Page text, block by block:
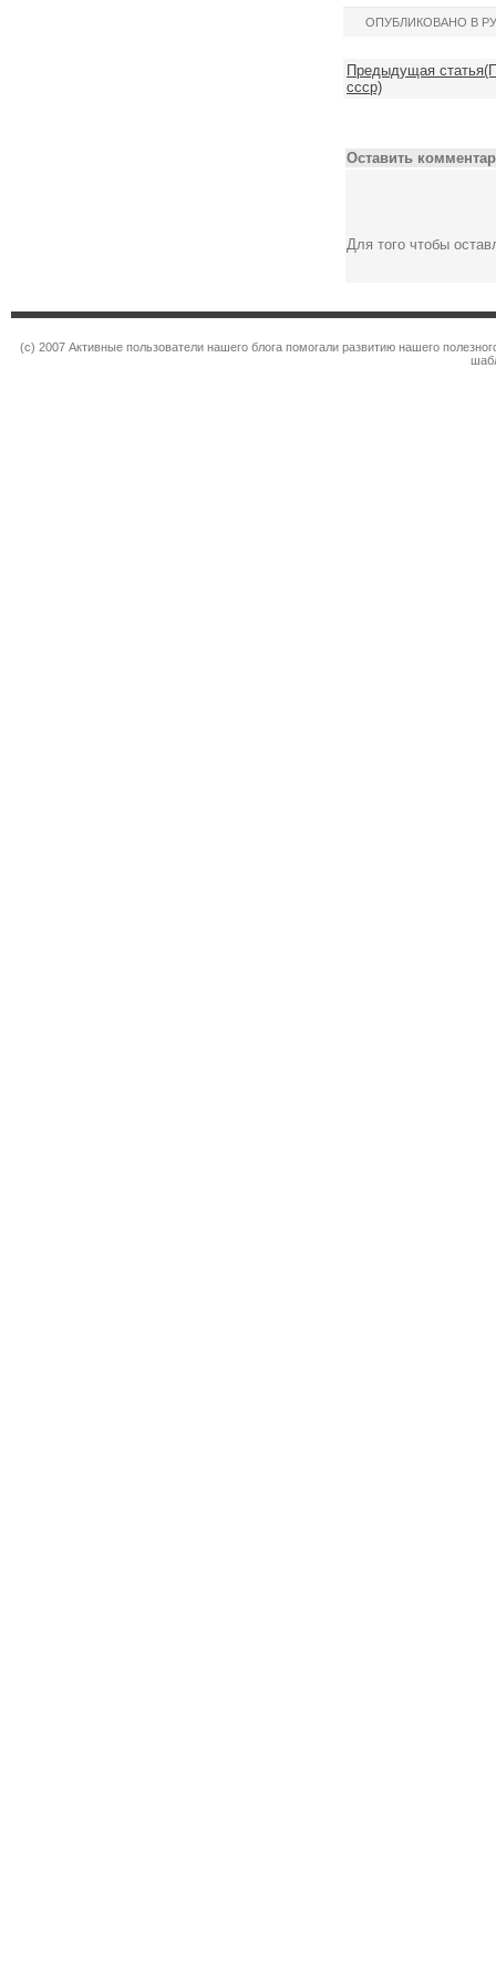
ОПУБЛИКОВАНО В
Предыдущая
ссср)
Оставить
Для того чтобы
(c) 2007 Активные пользователи нашего блога помогали развитию нашего